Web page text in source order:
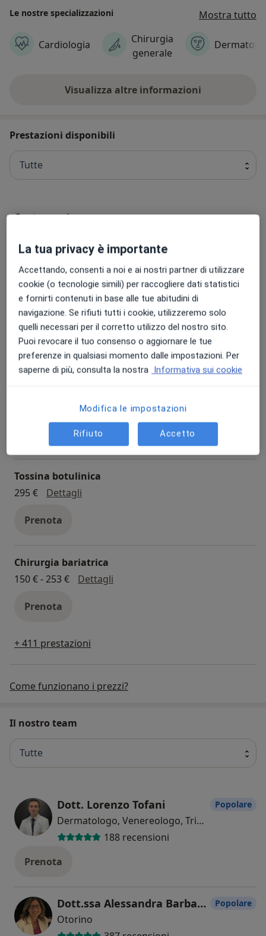
Le nostre specializzazioni Mostra tutto
Cardiologia
Chirurgia
generale
Visualizza altre informazioni
Prestazioni disponibili
Tutte
Contraccezione
Test psicologici
153 €
Dettaglitest psicologici
Prenota
Dettagliesame audiometrico
Tossina botulinica
295 €
Dettagli
Prenota
Chirurgia bariatrica
150 € - 253 €
Dettagli
Prenota
+ 411 prestazioni
Come funzionano i prezzi?
Il nostro team
Tutte
Dott. Lorenzo Tofani
Dermatologo, Venereologo, Tricologo
188 recensioni
Popolare
Prenota
Dott.ssa Alessandra Barbara Fioretti
Otorino
Popolare
La tua privacy è importante
Accettando, consenti a noi e ai nostri partner di utilizzare
cookie (o tecnologie simili) per raccogliere dati statistici
e fornirti contenuti in base alle tue abitudini di
navigazione. Se rifiuti tutti i cookie, utilizzeremo solo
quelli necessari per il corretto utilizzo del nostro sito.
Puoi revocare il tuo consenso o aggiornare le tue
preferenze in qualsiasi momento dalle impostazioni. Per
saperne di più, consulta la nostra Informativa sui cookie
Modifica le impostazioni
Rifiuto Accetto